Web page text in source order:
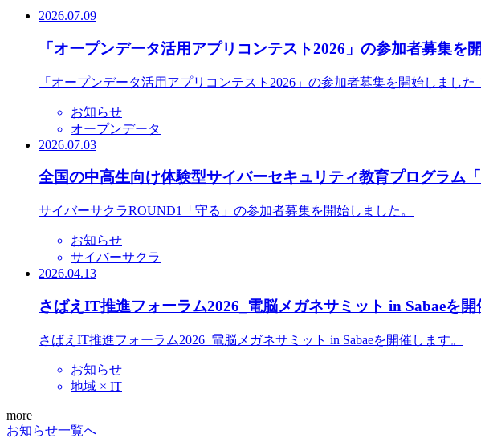
2026.07.09
「オープンデータ活用アプリコンテスト2026」の参加者募集を
「オープンデータ活用アプリコンテスト2026」の参加者募集を開始しました
お知らせ
オープンデータ
2026.07.03
全国の中高生向け体験型サイバーセキュリティ教育プログラム
サイバーサクラROUND1「守る」の参加者募集を開始しました。
お知らせ
サイバーサクラ
2026.04.13
さばえIT推進フォーラム2026_電脳メガネサミット in Sabaeを開
さばえIT推進フォーラム2026_電脳メガネサミット in Sabaeを開催します。
お知らせ
地域 × IT
more
お知らせ一覧へ